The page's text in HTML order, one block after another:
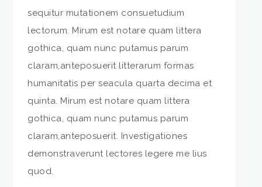
sequitur mutationem consuetudium
lectorum. Mirum est notare quam littera
gothica, quam nunc putamus parum
claram,anteposuerit litterarum formas
humanitatis per seacula quarta decima et
quinta. Mirum est notare quam littera
gothica, quam nunc putamus parum
claram,anteposuerit. Investigationes
demonstraverunt lectores legere me lius
quod.